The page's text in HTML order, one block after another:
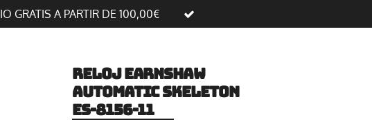
GRATIS A PARTIR DE 100,00€
Reloj Earnshaw
Automatic Skeleton
ES-8156-11